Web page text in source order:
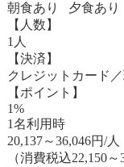
朝食あり 夕食あり
【人数】
1人
【決済】
クレジットカード
【ポイント】
1%
1名利用時
20,137～36,046円/人
（消費税込22,150～